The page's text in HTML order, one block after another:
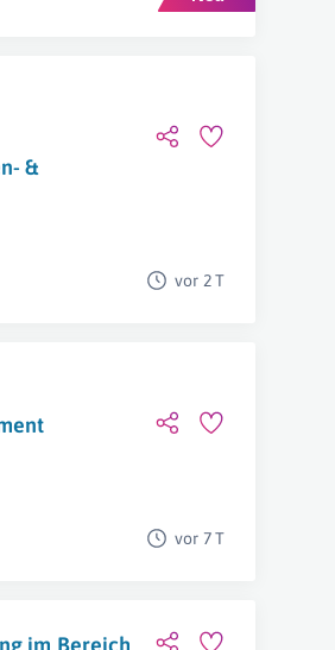
&
vor 2 T
vor 7 T
im Bereich